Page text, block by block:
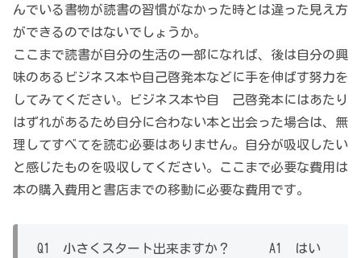
んでいる書物が読書の習慣がなかった時とは違った見え方
ができるのではないでしょうか。
ここまで読書が自分の生活の一部になれば、後は自分の興
味のあるビジネス本や自己啓発本などに手を伸ばす努力を
してみてください。ビジネス本や自 己啓発本にはあたり
はずれがあるため自分に合わない本と出会った場合は、無
理してすべてを読む必要はありません。自分が吸収したい
と感じたものを吸収してください。ここまで必要な費用は
本の購入費用と書店までの移動に必要な費用です。
Q1 小さくスタート出来ますか？ A1 はい